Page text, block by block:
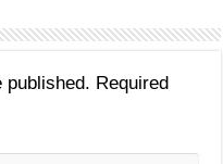
published. Required